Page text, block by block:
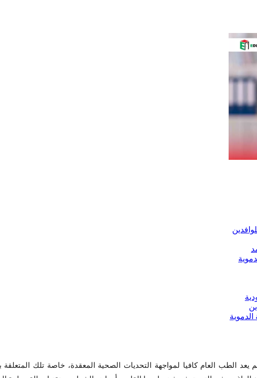
الطب العام كافيا لمواجهة التحديات الصحية المعقدة، خاصة تلك المتعلقة